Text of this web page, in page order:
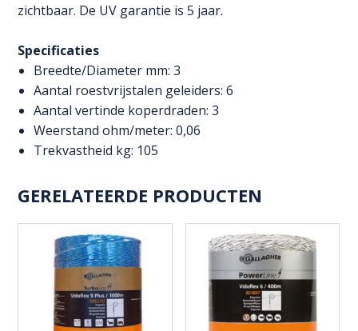
zichtbaar. De UV garantie is 5 jaar.
Specificaties
Breedte/Diameter mm: 3
Aantal roestvrijstalen geleiders: 6
Aantal vertinde koperdraden: 3
Weerstand ohm/meter: 0,06
Trekvastheid kg: 105
GERELATEERDE PRODUCTEN